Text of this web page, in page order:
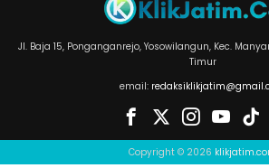
Jl. Baja 15, Ponganganrejo, Yosowilangun, Kec.
Timur
email:
Copyright © 2026